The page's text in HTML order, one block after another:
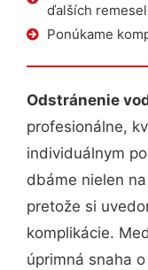
ďalších
Ponúkame
Odstránenie
profesionálne,
individuálnym
dbáme nielen
pretože si
komplikácie.
úprimná snaha